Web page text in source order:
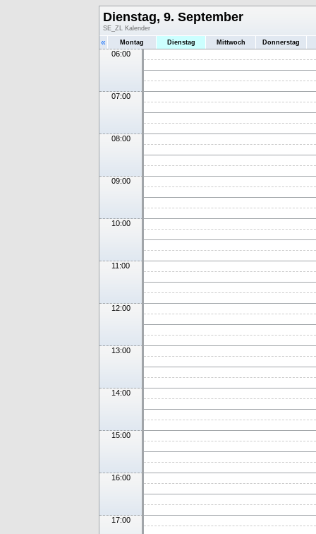
Dienstag, 9. September
SE_ZL Kalender
« Montag Dienstag Mittwoch Donnerstag
06:00
07:00
08:00
09:00
10:00
11:00
12:00
13:00
14:00
15:00
16:00
17:00